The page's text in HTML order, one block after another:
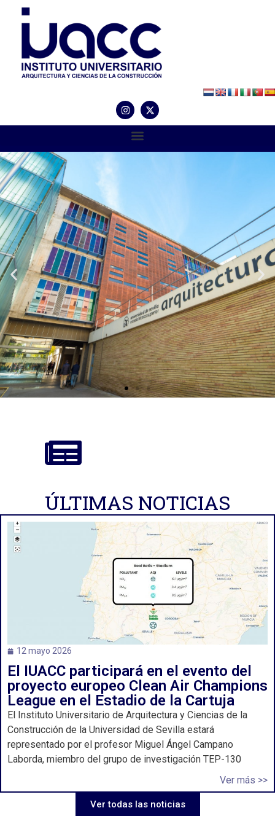
ÚLTIMAS NOTICIAS
12 mayo 2026
El IUACC participará en el evento del
proyecto europeo Clean Air Champions
League en el Estadio de la Cartuja
El Instituto Universitario de Arquitectura y Ciencias de la
Construcción de la Universidad de Sevilla estará
representado por el profesor Miguel Ángel Campano
Laborda, miembro del grupo de investigación TEP-130
Ver más >>
Ver todas las noticias